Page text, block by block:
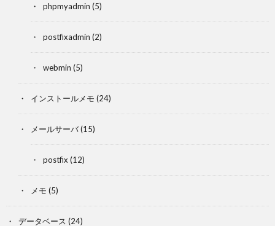
phpmyadmin (5)
postfixadmin (2)
webmin (5)
インストールメモ (24)
メールサーバ(15)
postfix (12)
メモ (5)
データベース (24)